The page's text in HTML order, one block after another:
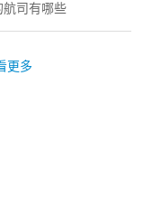
航司有哪些
更多